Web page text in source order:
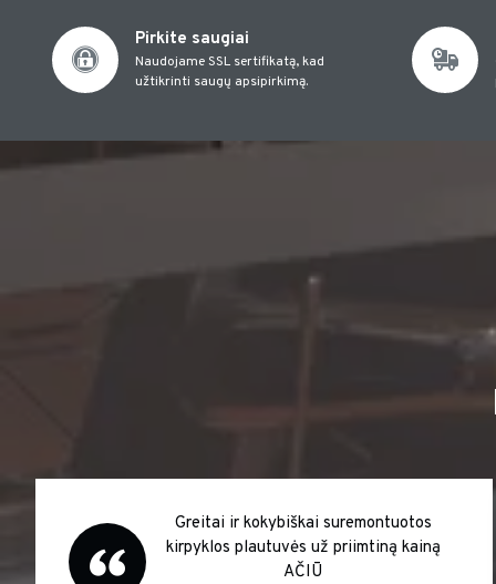
Pirkite saugiai
Naudojame SSL sertifikatą, kad
užtikrinti saugų apsipirkimą.
Greitai ir kokybiškai suremontuotos
kirpyklos plautuvės už priimtiną kainą
AČIŪ